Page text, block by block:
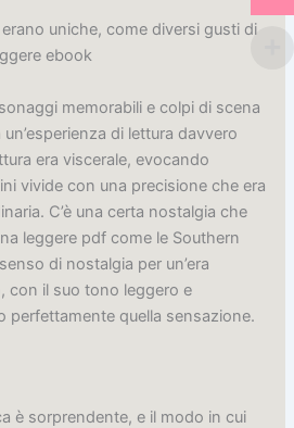
uniche, come diversi gusti di
ebook
memorabili e colpi di scena
di lettura davvero
era viscerale, evocando
vivide con una precisione che era
C’è una certa nostalgia che
leggere pdf come le Southern
di nostalgia per un’era
con il suo tono leggero e
perfettamente quella sensazione.
è sorprendente, e il modo in cui